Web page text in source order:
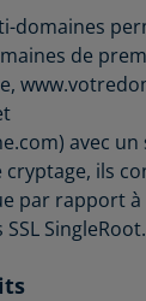
domaines
de
avec un
cryptage, ils
par rapport
SingleRoot.